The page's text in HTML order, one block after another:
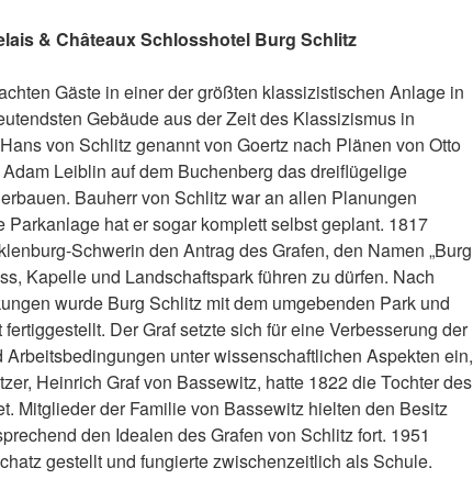
& Châteaux Schlosshotel Burg Schlitz
Gäste in einer der größten klassizistischen Anlage in
Gebäude aus der Zeit des Klassizismus in
von Schlitz genannt von Goertz nach Plänen von Otto
Leiblin auf dem Buchenberg das dreiflügelige
Bauherr von Schlitz war an allen Planungen
hat er sogar komplett selbst geplant. 1817
Schwerin den Antrag des Grafen, den Namen „Burg
Kapelle und Landschaftspark führen zu dürfen. Nach
wurde Burg Schlitz mit dem umgebenden Park und
Der Graf setzte sich für eine Verbesserung der
unter wissenschaftlichen Aspekten ein,
Heinrich Graf von Bassewitz, hatte 1822 die Tochter des
Mitglieder der Familie von Bassewitz hielten den Besitz
den Idealen des Grafen von Schlitz fort. 1951
gestellt und fungierte zwischenzeitlich als Schule.